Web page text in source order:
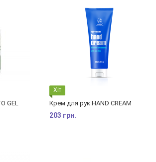
GEL
Хіт
Крем для рук HAND CREAM
203 грн.